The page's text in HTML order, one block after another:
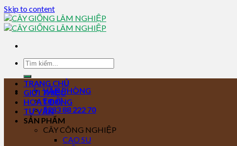
Skip to content
VĂN PHÒNG
Email
0283 88 222 70
TRANG CHỦ
GIỚI THIỆU
HOẠT ĐỘNG
TƯ VẤN
SẢN PHẨM
CÂY CÔNG NGHIỆP
CAO SU